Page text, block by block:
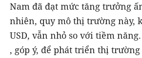
Nam đã đạt mức tăng trưởng
nhiên, quy mô thị trường này,
USD, vẫn nhỏ so với tiềm
, góp ý, để phát triển thị